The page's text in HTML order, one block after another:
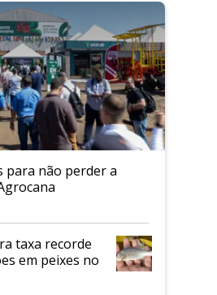
para não perder a
taxa recorde
em peixes no